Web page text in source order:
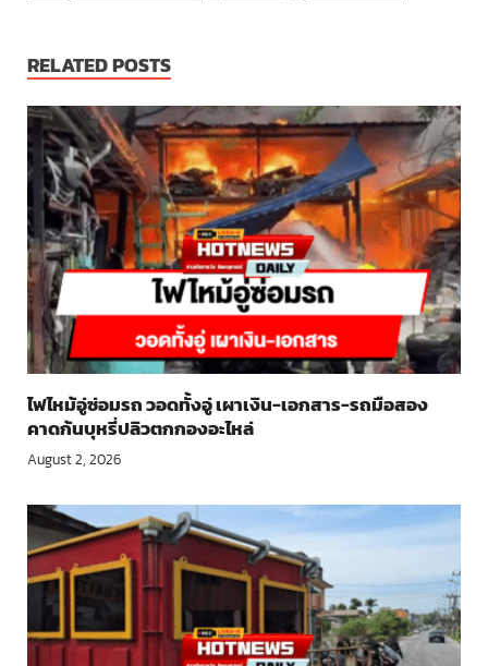
RELATED POSTS
ไฟไหม้อู่ซ่อมรถ วอดทั้งอู่ เผาเงิน-เอกสาร-รถมือสอง
คาดก้นบุหรี่ปลิวตกกองอะไหล่
August 2, 2026